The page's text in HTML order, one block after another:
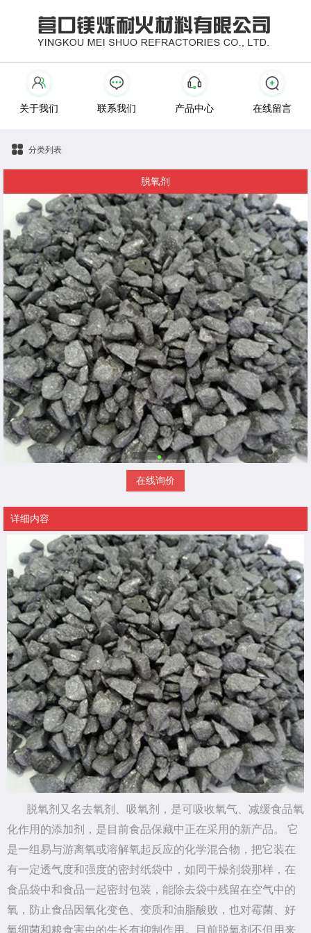
关于我们 联系我们 产品中心 在线留言
分类列表
脱氧剂
在线询价
详细内容
脱氧剂又名去氧剂、吸氧剂，是可吸收氧气、减缓食品氧
化作用的添加剂，是目前食品保藏中正在采用的新产品。 它
是一组易与游离氧或溶解氧起反应的化学混合物，把它装在
有一定透气度和强度的密封纸袋中，如同干燥剂袋那样，在
食品袋中和食品一起密封包装，能除去袋中残留在空气中的
氧，防止食品因氧化变色、变质和油脂酸败，也对霉菌、好
氧细菌和粮食害虫的生长有抑制作用。目前脱氧剂不但用来